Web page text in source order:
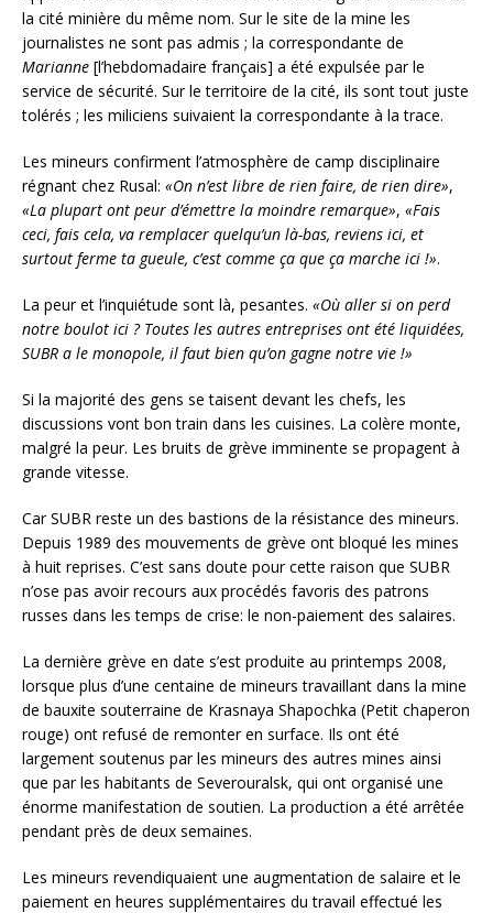
la cité minière du même nom. Sur le site de la mine les
journalistes ne sont pas admis ; la correspondante de
Marianne [l’hebdomadaire français] a été expulsée par le
service de sécurité. Sur le territoire de la cité, ils sont tout juste
tolérés ; les miliciens suivaient la correspondante à la trace.
Les mineurs confirment l’atmosphère de camp disciplinaire
régnant chez Rusal: «On n’est libre de rien faire, de rien dire»,
«La plupart ont peur d’émettre la moindre remarque», «Fais
ceci, fais cela, va remplacer quelqu’un là-bas, reviens ici, et
surtout ferme ta gueule, c’est comme ça que ça marche ici !».
La peur et l’inquiétude sont là, pesantes. «Où aller si on perd
notre boulot ici ? Toutes les autres entreprises ont été liquidées,
SUBR a le monopole, il faut bien qu’on gagne notre vie !»
Si la majorité des gens se taisent devant les chefs, les
discussions vont bon train dans les cuisines. La colère monte,
malgré la peur. Les bruits de grève imminente se propagent à
grande vitesse.
Car SUBR reste un des bastions de la résistance des mineurs.
Depuis 1989 des mouvements de grève ont bloqué les mines
à huit reprises. C’est sans doute pour cette raison que SUBR
n’ose pas avoir recours aux procédés favoris des patrons
russes dans les temps de crise: le non-paiement des salaires.
La dernière grève en date s’est produite au printemps 2008,
lorsque plus d’une centaine de mineurs travaillant dans la mine
de bauxite souterraine de Krasnaya Shapochka (Petit chaperon
rouge) ont refusé de remonter en surface. Ils ont été
largement soutenus par les mineurs des autres mines ainsi
que par les habitants de Severouralsk, qui ont organisé une
énorme manifestation de soutien. La production a été arrêtée
pendant près de deux semaines.
Les mineurs revendiquaient une augmentation de salaire et le
paiement en heures supplémentaires du travail effectué les